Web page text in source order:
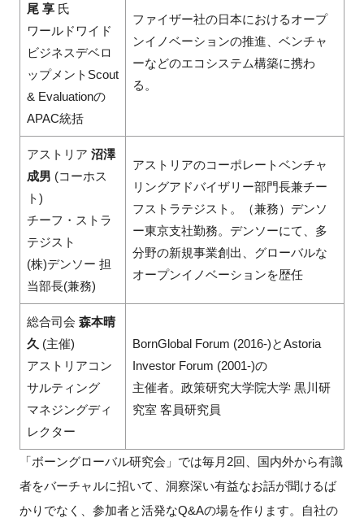
尾 享氏
ワールドワイド
ビジネスデベロ
ップメントScout
& Evaluationの
APAC統括
ファイザー社の日本におけるオープ
ンイノベーションの推進、ベンチャ
ーなどのエコシステム構築に携わ
る。
アストリア 沼澤
成男 (コーホス
ト)
チーフ・ストラ
テジスト
(株)デンソー 担
当部長(兼務)
アストリアのコーポレートベンチャ
リングアドバイザリー部門長兼チー
フストラテジスト。（兼務）デンソ
ー東京支社勤務。デンソーにて、多
分野の新規事業創出、グローバルな
オープンイノベーションを歴任
総合司会 森本晴
久 (主催)
アストリアコン
サルティング
マネジングディ
レクター
BornGlobal Forum (2016-)とAstoria
Investor Forum (2001-)の
主催者。政策研究大学院大学 黒川研
究室 客員研究員
「ボーングローバル研究会」では毎月2回、国内外から有識
者をバーチャルに招いて、洞察深い有益なお話が聞けるば
かりでなく、参加者と活発なQ&Aの場を作ります。自社の